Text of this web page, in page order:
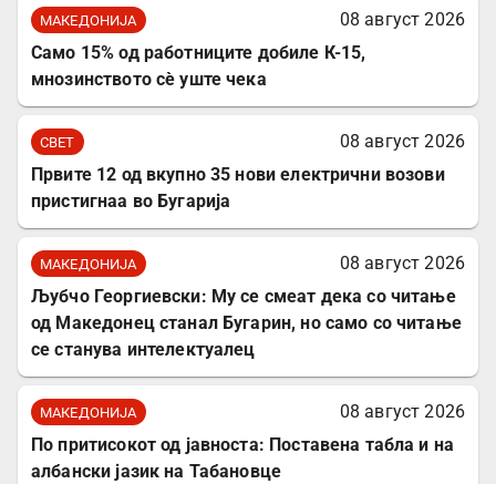
МАКЕДОНИЈА
08 август 2026
Само 15% од работниците добиле К-15,
мнозинството сè уште чека
СВЕТ
08 август 2026
Првите 12 од вкупно 35 нови електрични возови
пристигнаа во Бугарија
МАКЕДОНИЈА
08 август 2026
Љубчо Георгиевски: Му се смеат дека со читање
од Македонец станал Бугарин, но само со читање
се станува интелектуалец
МАКЕДОНИЈА
08 август 2026
По притисокот од јавноста: Поставена табла и на
албански јазик на Табановце